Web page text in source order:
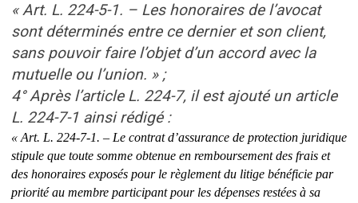
« Art. L. 224-5-1. – Les honoraires de l’avocat
sont déterminés entre ce dernier et son client,
sans pouvoir faire l’objet d’un accord avec la
mutuelle ou l’union. » ;
4° Après l’article L. 224-7, il est ajouté un article
L. 224-7-1 ainsi rédigé :
« Art. L. 224-7-1. – Le contrat d’assurance de protection juridique
stipule que toute somme obtenue en remboursement des frais et
des honoraires exposés pour le règlement du litige bénéficie par
priorité au membre participant pour les dépenses restées à sa